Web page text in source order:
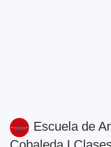
Escuela de